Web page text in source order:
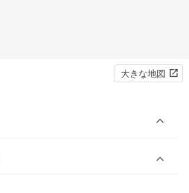
大きな地図